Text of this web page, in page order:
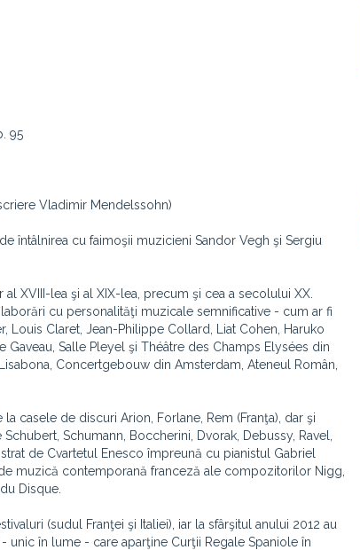
95
Vladimir Mendelssohn)
întâlnirea cu faimoşii muzicieni Sandor Vegh şi Sergiu
XVIII-lea şi al XIX-lea, precum şi cea a secolului XX.
cu personalităţi muzicale semnificative - cum ar fi
Louis Claret, Jean-Philippe Collard, Liat Cohen, Haruko
Salle Pleyel şi Théâtre des Champs Elysées din
Concertgebouw din Amsterdam, Ateneul Român,
casele de discuri Arion, Forlane, Rem (Franţa), dar şi
Schumann, Boccherini, Dvorak, Debussy, Ravel,
de Cvartetul Enesco împreună cu pianistul Gabriel
muzică contemporană franceză ale compozitorilor Nigg,
Disque.
(sudul Franţei şi Italiei), iar la sfârşitul anului 2012 au
unic în lume - care aparţine Curţii Regale Spaniole în